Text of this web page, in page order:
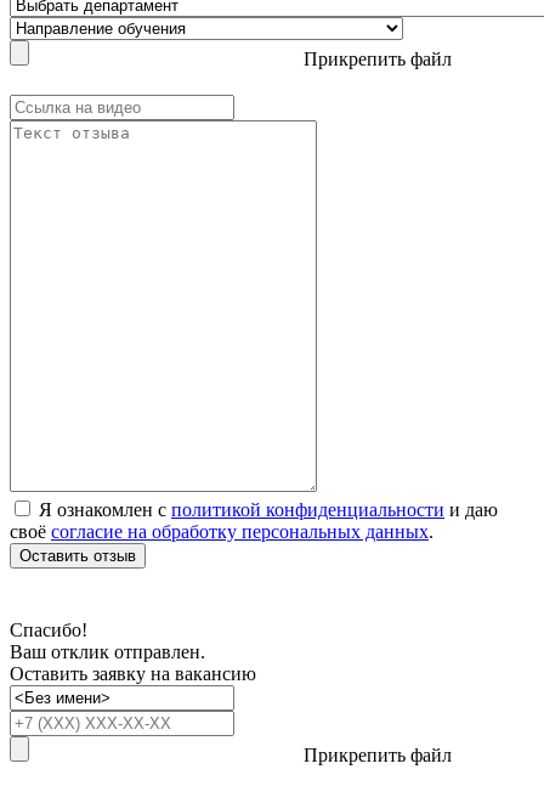
Прикрепить файл
Я ознакомлен с политикой конфиденциальности и даю
своё согласие на обработку персональных данных.
Оставить отзыв
Спасибо!
Ваш отклик отправлен.
Оставить заявку на вакансию
Прикрепить файл